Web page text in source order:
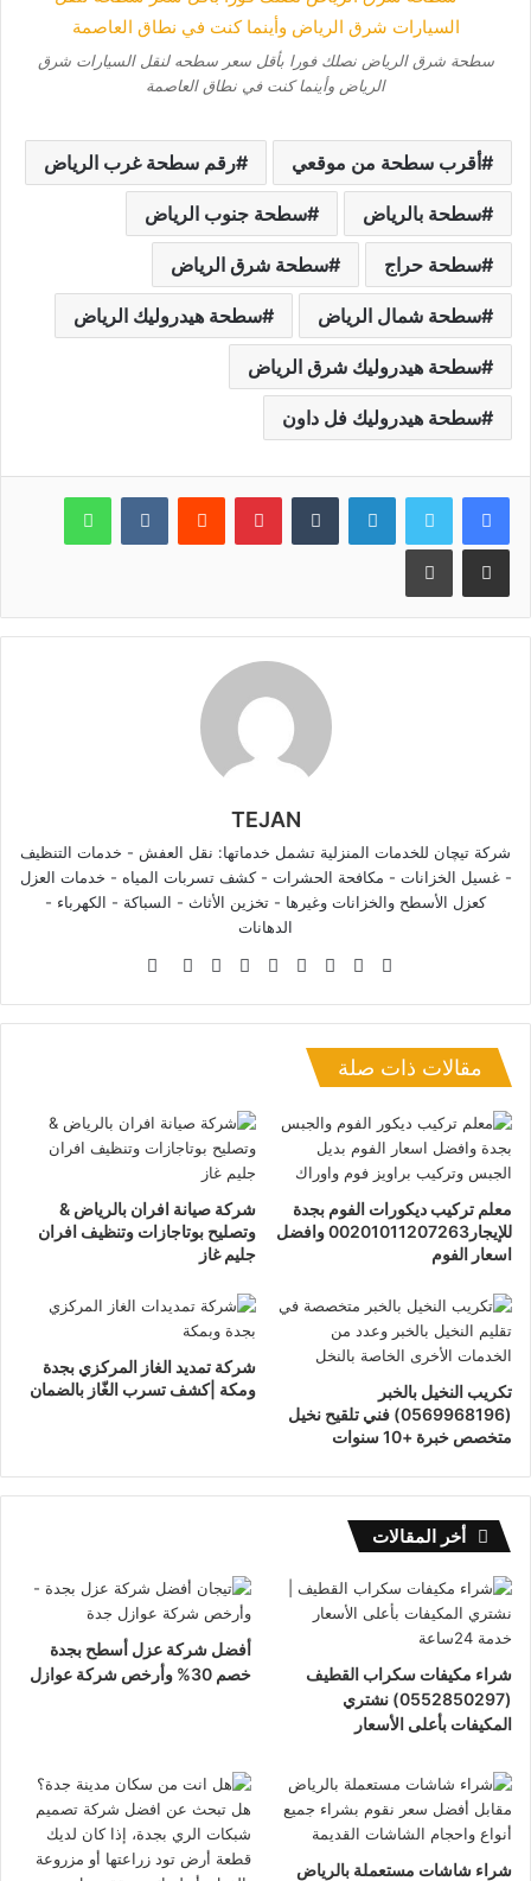
سطحة شرق الرياض نصلك فورا بأقل سعر سطحه لنقل السيارات شرق
الرياض وأينما كنت في نطاق العاصمة
أقرب سطحة من موقعي رقم سطحة غرب الرياض
سطحة بالرياض سطحة جنوب الرياض
سطحة حراج سطحة شرق الرياض
سطحة شمال الرياض سطحة هيدروليك الرياض
سطحة هيدروليك شرق الرياض
سطحة هيدروليك فل داون
لينكدإن بينتيريست واتساب
مشاركة عبر البريد طباعة
TEJAN
شركة تيچان للخدمات المنزلية تشمل خدماتها: نقل العفش - خدمات التنظيف
- غسيل الخزانات - مكافحة الحشرات - كشف تسربات المياه - خدمات العزل
كعزل الأسطح والخزانات وغيرها - تخزين الأثاث - السباكة - الكهرباء -
الدهانات
موقعفيسبوكتويترلينكدإنصور
فليكر
يوتيوببينتيريست
بيهانس
مقالات ذات صلة
معلم تركيب ديكورات الفوم بجدة
للإيجار00201011207263 وافضل
اسعار الفوم
شركة صيانة افران بالرياض &
وتصليح بوتاجازات وتنظيف افران
جليم غاز
تكريب النخيل بالخبر
(0569968196) فني تلقيح نخيل
متخصص خبرة +10 سنوات
شركة تمديد الغاز المركزي بجدة
ومكة |كشف تسرب الغّاز بالضمان
أخر المقالات
شراء مكيفات سكراب القطيف
(0552850297) نشتري
المكيفات بأعلى الأسعار
أفضل شركة عزل أسطح بجدة
خصم 30% وأرخص شركة عوازل
شراء شاشات مستعملة بالرياض